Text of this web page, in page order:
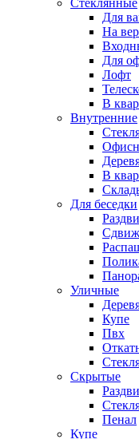
Стеклянные
Для
На
Для
Лофт
В
Внутренние
В
Для беседки
Уличные
Купе
Пвх
Скрытые
Пенал
Купе